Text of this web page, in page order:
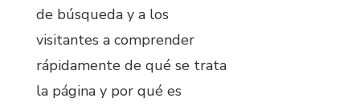
de búsqueda y a los
visitantes a comprender
rápidamente de qué se trata
la página y por qué es